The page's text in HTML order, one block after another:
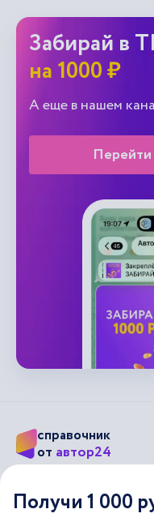
Забирай в
на 1000 ₽
А еще в нашем
справочник
от автор24
Подписывайся на наши
Получи 1 000